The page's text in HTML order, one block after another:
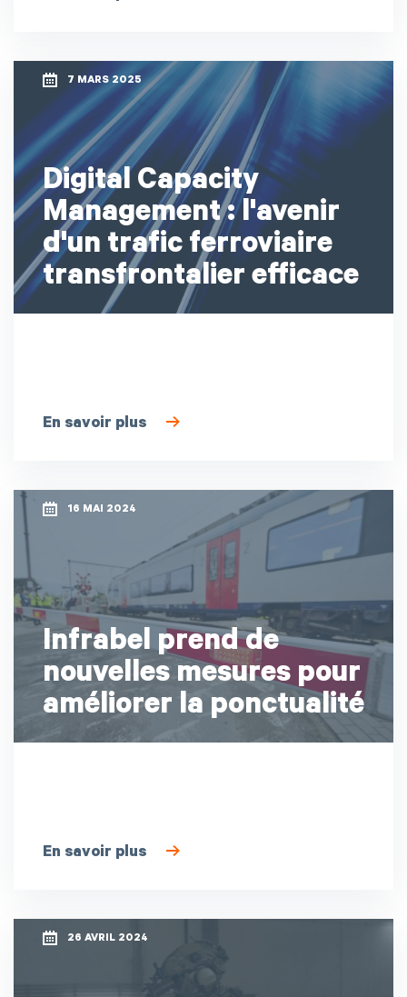
7 MARS 2025
Digital Capacity
Management : l'avenir
d'un trafic ferroviaire
transfrontalier efficace
En savoir plus
16 MAI 2024
Infrabel prend de
nouvelles mesures pour
améliorer la ponctualité
En savoir plus
26 AVRIL 2024